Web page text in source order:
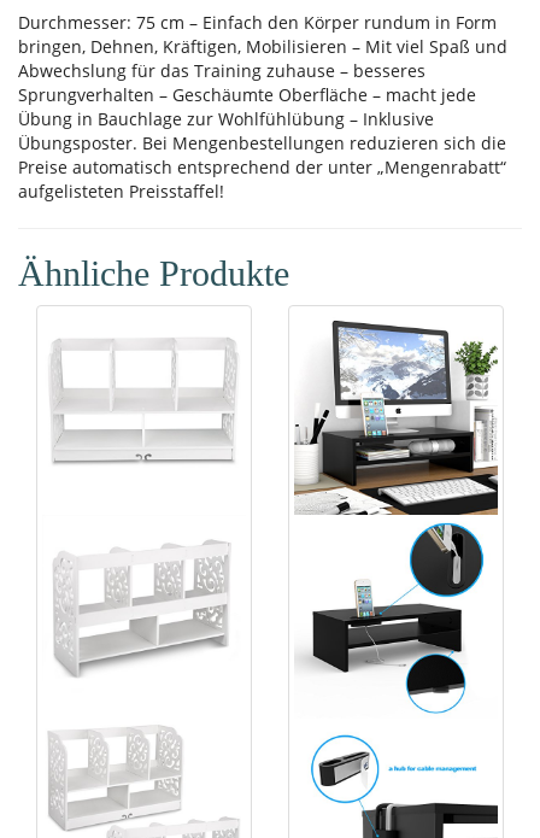
Durchmesser: 75 cm – Einfach den Körper rundum in Form
bringen, Dehnen, Kräftigen, Mobilisieren – Mit viel Spaß und
Abwechslung für das Training zuhause – besseres
Sprungverhalten – Geschäumte Oberfläche – macht jede
Übung in Bauchlage zur Wohlfühlübung – Inklusive
Übungsposter. Bei Mengenbestellungen reduzieren sich die
Preise automatisch entsprechend der unter „Mengenrabatt“
aufgelisteten Preisstaffel!
Ähnliche Produkte